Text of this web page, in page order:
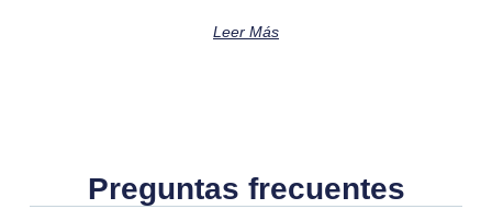
Leer Más
Preguntas frecuentes